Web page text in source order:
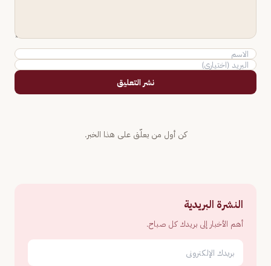
نشر التعليق
كن أول من يعلّق على هذا الخبر.
النشرة البريدية
أهم الأخبار إلى بريدك كل صباح.